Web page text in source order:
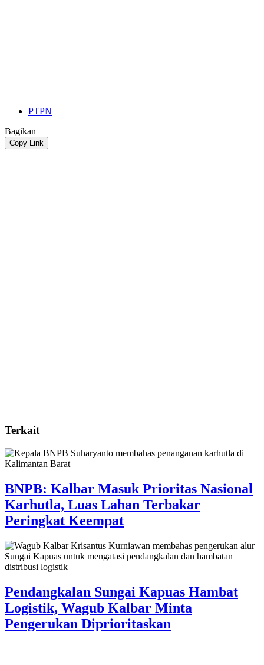
PTPN
Bagikan
Copy Link
Terkait
BNPB: Kalbar Masuk Prioritas Nasional
Karhutla, Luas Lahan Terbakar
Peringkat Keempat
Pendangkalan Sungai Kapuas Hambat
Logistik, Wagub Kalbar Minta
Pengerukan Diprioritaskan